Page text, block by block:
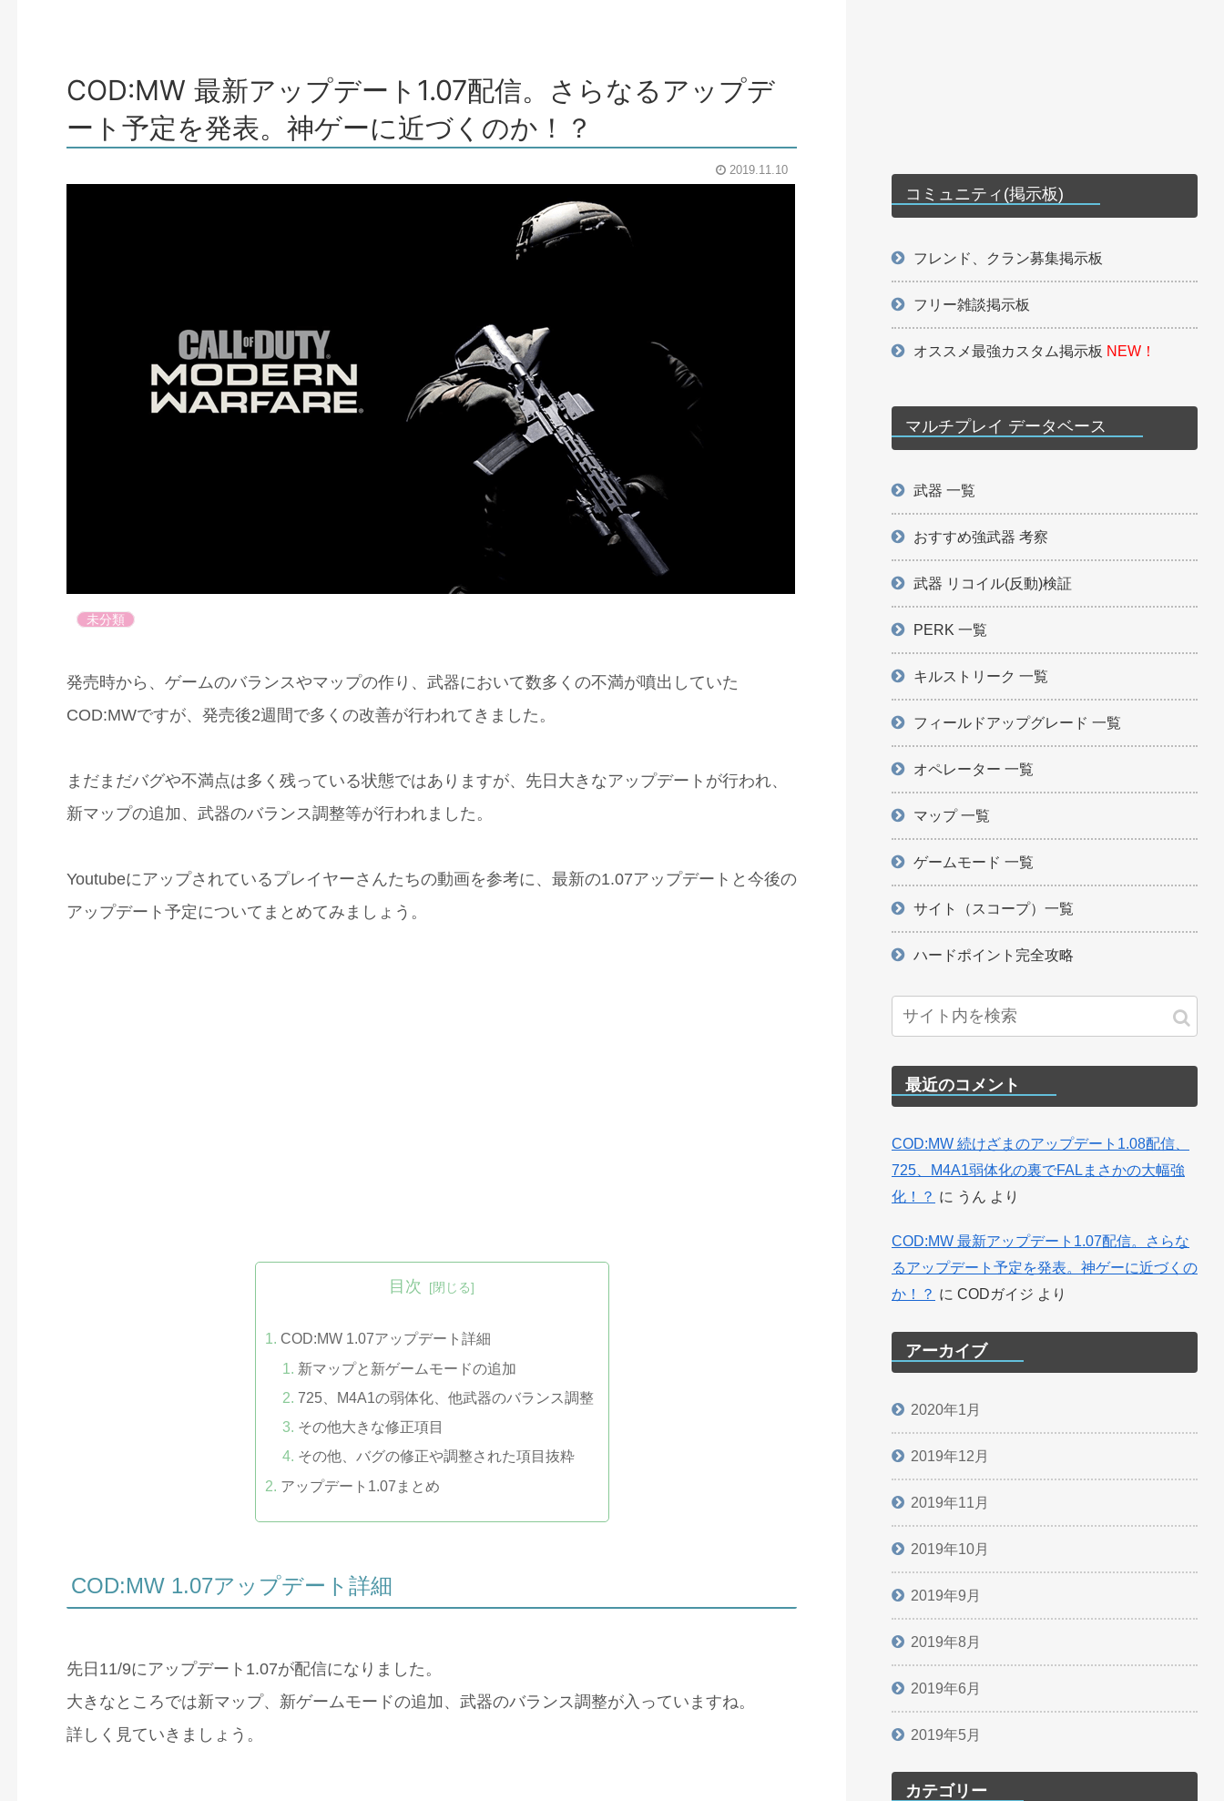
COD:MW 最新アップデート1.07配信。さらなるアップデ
ート予定を発表。神ゲーに近づくのか！？
2019.11.10
未分類
発売時から、ゲームのバランスやマップの作り、武器において数多くの不満が噴出していた
COD:MWですが、発売後2週間で多くの改善が行われてきました。
まだまだバグや不満点は多く残っている状態ではありますが、先日大きなアップデートが行われ、
新マップの追加、武器のバランス調整等が行われました。
Youtubeにアップされているプレイヤーさんたちの動画を参考に、最新の1.07アップデートと今後の
アップデート予定についてまとめてみましょう。
目次
COD:MW 1.07アップデート詳細
新マップと新ゲームモードの追加
725、M4A1の弱体化、他武器のバランス調整
その他大きな修正項目
その他、バグの修正や調整された項目抜粋
アップデート1.07まとめ
COD:MW 1.07アップデート詳細
先日11/9にアップデート1.07が配信になりました。
大きなところでは新マップ、新ゲームモードの追加、武器のバランス調整が入っていますね。
詳しく見ていきましょう。
コミュニティ(掲示板)
フレンド、クラン募集掲示板
フリー雑談掲示板
オススメ最強カスタム掲示板 NEW！
マルチプレイ データベース
武器 一覧
おすすめ強武器 考察
武器 リコイル(反動)検証
PERK 一覧
キルストリーク 一覧
フィールドアップグレード 一覧
オペレーター 一覧
マップ 一覧
ゲームモード 一覧
サイト（スコープ）一覧
ハードポイント完全攻略
最近のコメント
COD:MW 続けざまのアップデート1.08配信、
725、M4A1弱体化の裏でFALまさかの大幅強
化！？ に うん より
COD:MW 最新アップデート1.07配信。さらな
るアップデート予定を発表。神ゲーに近づくの
か！？ に CODガイジ より
アーカイブ
2020年1月
2019年12月
2019年11月
2019年10月
2019年9月
2019年8月
2019年6月
2019年5月
カテゴリー